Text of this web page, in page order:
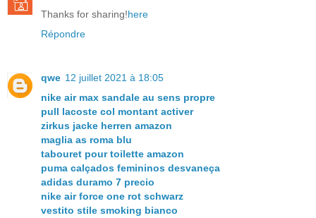
Thanks for sharing!here
Répondre
qwe 12 juillet 2021 à 18:05
nike air max sandale au sens propre
pull lacoste col montant activer
zirkus jacke herren amazon
maglia as roma blu
tabouret pour toilette amazon
puma calçados femininos desvaneça
adidas duramo 7 precio
nike air force one rot schwarz
vestito stile smoking bianco